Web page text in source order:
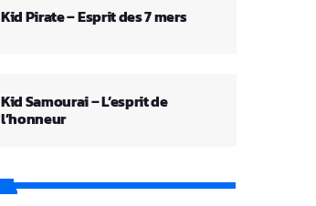
Kid Pirate – Esprit des 7 mers
Kid Samourai – L’esprit de
l’honneur